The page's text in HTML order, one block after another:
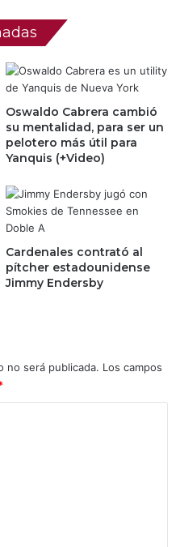
Oswaldo Cabrera cambió
su mentalidad, para ser un
pelotero más útil para
Yanquis (+Video)
Cardenales contrató al
pítcher estadounidense
Jimmy Endersby
no será publicada. Los campos